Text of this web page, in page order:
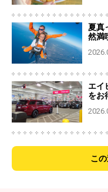
夏真
然満
エイ
をお
こ